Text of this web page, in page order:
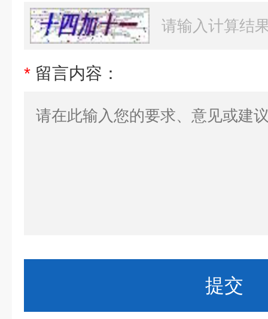
* 留言内容：